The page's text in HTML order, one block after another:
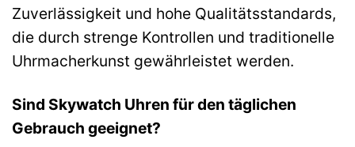
Zuverlässigkeit und hohe Qualitätsstandards,
die durch strenge Kontrollen und traditionelle
Uhrmacherkunst gewährleistet werden.
Sind Skywatch Uhren für den täglichen
Gebrauch geeignet?